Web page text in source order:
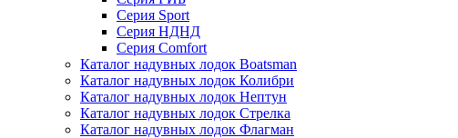
Серия Sport
Серия НДНД
Серия Comfort
Каталог надувных лодок Boatsman
Каталог надувных лодок Колибри
Каталог надувных лодок Нептун
Каталог надувных лодок Стрелка
Каталог надувных лодок Флагман